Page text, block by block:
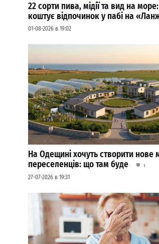
22 сорти пива, мідії та вид на
коштує відпочинок у пабі на
01-08-2026 в 19:02
На Одещині хочуть створити нове
переселенців: що там буде
1
27-07-2026 в 19:31